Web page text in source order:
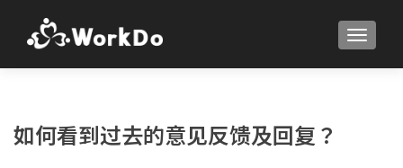
如何看到过去的意见反馈及回复？